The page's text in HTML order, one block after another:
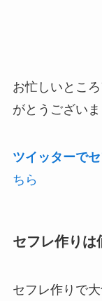
お忙しいとこ
がとうございま
ツイッターで
ちら
セフレ作りは
セフレ作りで